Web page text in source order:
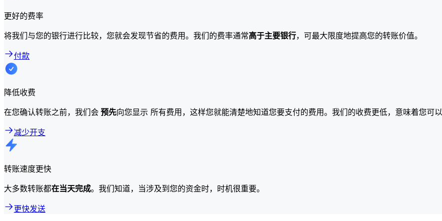
更好的费率
将我们与您的银行进行比较，您就会发现节省的费用。我们的费率通常高于主要银行，可最大限度地提高您的转账价值。
付款
降低收费
在您确认转账之前，我们会 预先向您显示 所有费用，这样您就能清楚地知道您要支付的费用。我们的收费更低，意味着您可以
减少开支
转账速度更快
大多数转账都在当天完成。我们知道，当涉及到您的资金时，时机很重要。
更快发送